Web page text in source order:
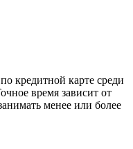
кредитной карте среди
время зависит от
менее или более